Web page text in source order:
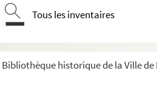
Tous les inventaires
Bibliothèque historique de la Ville
19.)
1951)